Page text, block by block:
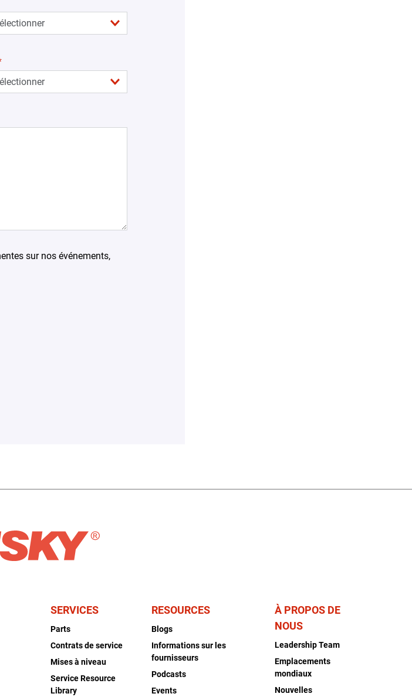
sur nos événements,
SERVICES
Parts
Contrats de service
Mises à niveau
Service Resource
Library
RESOURCES
Blogs
Informations sur les
fournisseurs
Podcasts
Events
À PROPOS DE
NOUS
Leadership Team
Emplacements
mondiaux
Nouvelles